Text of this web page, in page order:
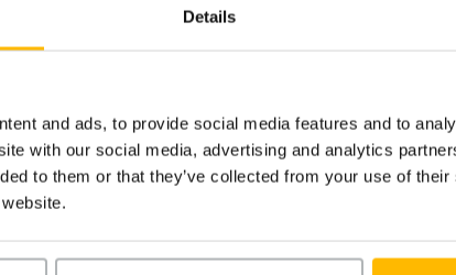
Details
and ads, to provide social media features and to
with our social media, advertising and analytics
to them or that they’ve collected from your use of
sinun on siirrettävä